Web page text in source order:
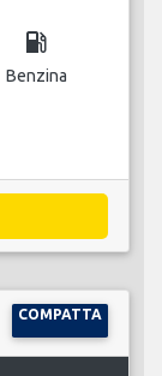
local_gas_station
Benzina
COMPATTA